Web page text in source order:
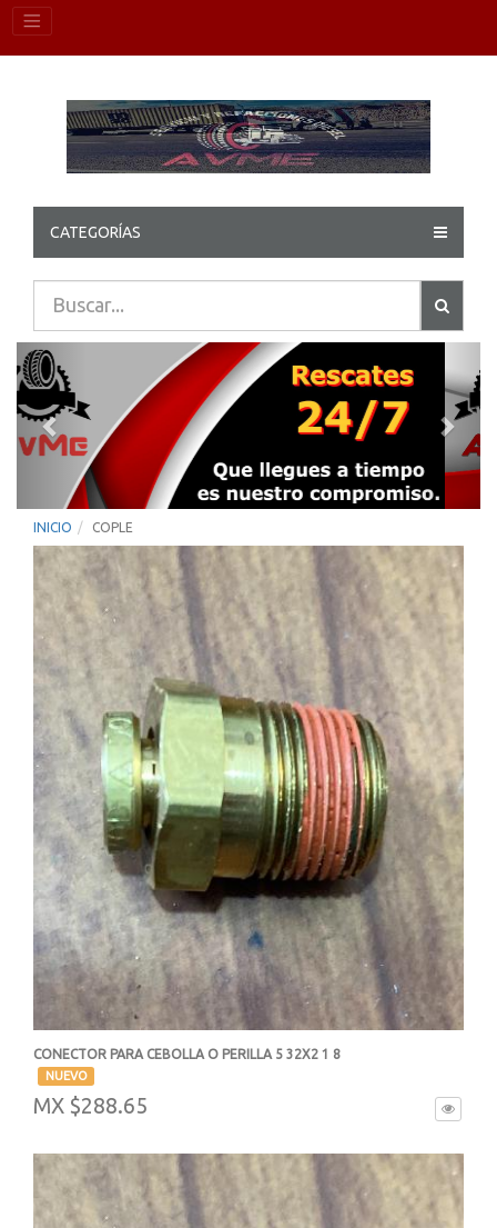
CATEGORÍAS
Previous
INICIO COPLE
CONECTOR PARA CEBOLLA O PERILLA 5 32X2 1 8
NUEVO
MX $288.65